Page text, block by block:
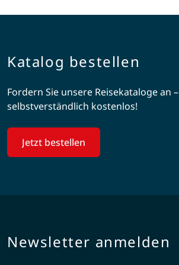
Katalog bestellen
Fordern Sie unsere Reisekataloge an –
selbstverständlich kostenlos!
Jetzt bestellen
Newsletter anmelden